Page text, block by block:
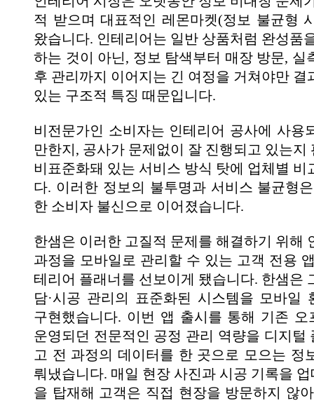
적 받으며 대표적인 레몬마켓(정보 불균형
왔습니다. 인테리어는 일반 상품처럼 완성품
하는 것이 아닌, 정보 탐색부터 매장 방문, 실
후 관리까지 이어지는 긴 여정을 거쳐야만 결
있는 구조적 특징 때문입니다.
비전문가인 소비자는 인테리어 공사에 사용
만한지, 공사가 문제없이 잘 진행되고 있는지
비표준화돼 있는 서비스 방식 탓에 업체별 비
다. 이러한 정보의 불투명과 서비스 불균형
한 소비자 불신으로 이어졌습니다.
한샘은 이러한 고질적 문제를 해결하기 위해
과정을 모바일로 관리할 수 있는 고객 전용
테리어 플래너를 선보이게 됐습니다. 한샘은
담·시공 관리의 표준화된 시스템을 모바일
구현했습니다. 이번 앱 출시를 통해 기존 오
운영되던 전문적인 공정 관리 역량을 디지털
고 전 과정의 데이터를 한 곳으로 모으는 정
뤄냈습니다. 매일 현장 사진과 시공 기록을
을 탑재해 고객은 직접 현장을 방문하지 않